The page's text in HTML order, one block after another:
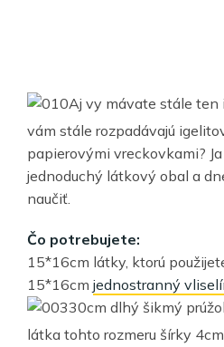
Aj vy mávate stále ten
vám stále rozpadávajú
papierovými vreckovkami?
jednoduchý látkový obal a
naučiť.
Čo potrebujete:
15*16cm látky, ktorú
15*16cm jednostranný
30cm dlhý šikmý
látka tohto rozmeru šírky 4cm